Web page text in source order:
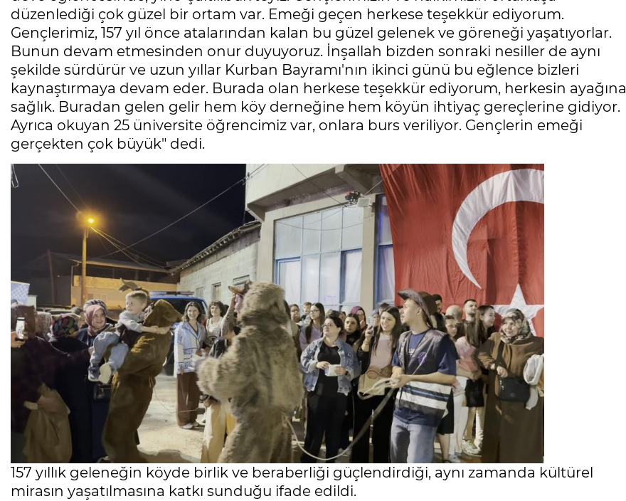
düzenlediği çok güzel bir ortam var. Emeği geçen herkese teşekkür ediyorum.
Gençlerimiz, 157 yıl önce atalarından kalan bu güzel gelenek ve göreneği yaşatıyorlar.
Bunun devam etmesinden onur duyuyoruz. İnşallah bizden sonraki nesiller de aynı
şekilde sürdürür ve uzun yıllar Kurban Bayramı'nın ikinci günü bu eğlence bizleri
kaynaştırmaya devam eder. Burada olan herkese teşekkür ediyorum, herkesin ayağına
sağlık. Buradan gelen gelir hem köy derneğine hem köyün ihtiyaç gereçlerine gidiyor.
Ayrıca okuyan 25 üniversite öğrencimiz var, onlara burs veriliyor. Gençlerin emeği
gerçekten çok büyük" dedi.
157 yıllık geleneğin köyde birlik ve beraberliği güçlendirdiği, aynı zamanda kültürel
mirasın yaşatılmasına katkı sunduğu ifade edildi.